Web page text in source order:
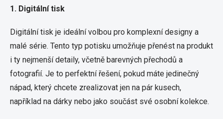
1. Digitální tisk
Digitální tisk je ideální volbou pro komplexní designy a
malé série. Tento typ potisku umožňuje přenést na produkt
i ty nejmenší detaily, včetně barevných přechodů a
fotografií. Je to perfektní řešení, pokud máte jedinečný
nápad, který chcete zrealizovat jen na pár kusech,
například na dárky nebo jako součást své osobní kolekce.